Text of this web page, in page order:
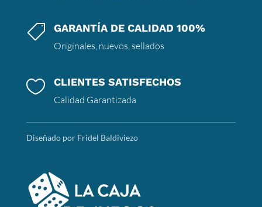
 GARANTÍA DE CALIDAD 100%
Originales, nuevos, sellados
 CLIENTES SATISFECHOS
Calidad Garantizada
Diseñado por Fridel Baldiviezo